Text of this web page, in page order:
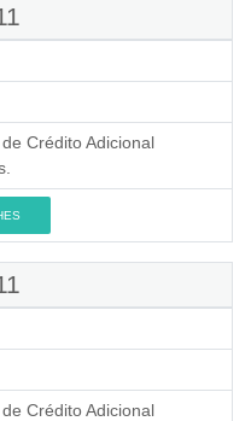
Crédito Adicional
Crédito Adicional